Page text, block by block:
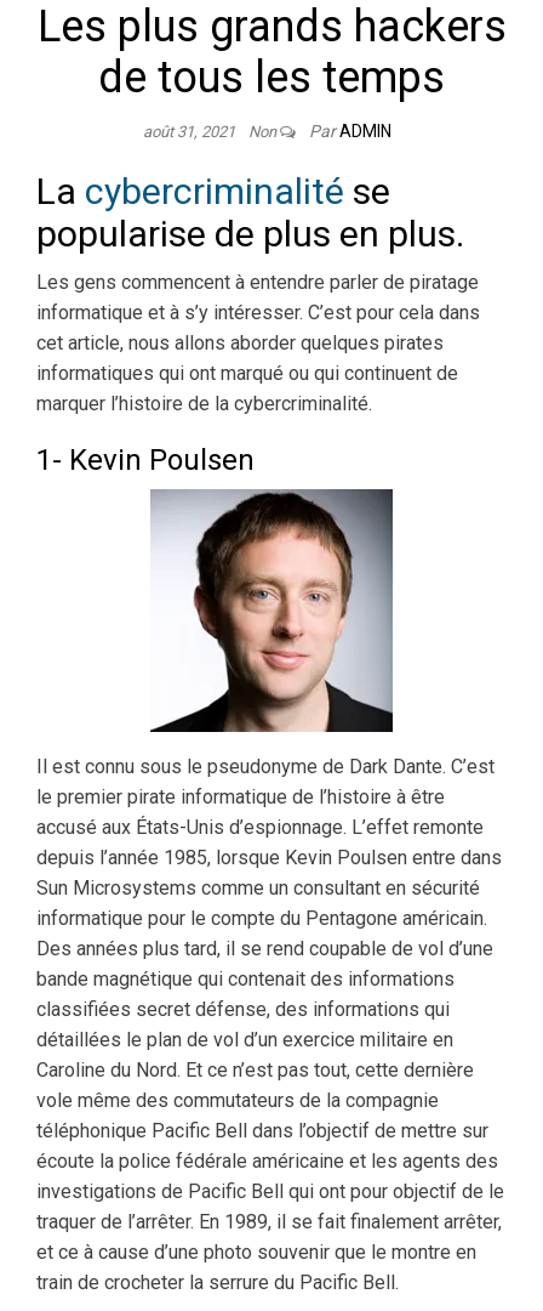
Les plus grands hackers
de tous les temps
août 31, 2021 Non ParADMIN
La cybercriminalité se
popularise de plus en plus.
Les gens commencent à entendre parler de piratage
informatique et à s’y intéresser. C’est pour cela dans
cet article, nous allons aborder quelques pirates
informatiques qui ont marqué ou qui continuent de
marquer l’histoire de la cybercriminalité.
1- Kevin Poulsen
Il est connu sous le pseudonyme de Dark Dante. C’est
le premier pirate informatique de l’histoire à être
accusé aux États-Unis d’espionnage. L’effet remonte
depuis l’année 1985, lorsque Kevin Poulsen entre dans
Sun Microsystems comme un consultant en sécurité
informatique pour le compte du Pentagone américain.
Des années plus tard, il se rend coupable de vol d’une
bande magnétique qui contenait des informations
classifiées secret défense, des informations qui
détaillées le plan de vol d’un exercice militaire en
Caroline du Nord. Et ce n’est pas tout, cette dernière
vole même des commutateurs de la compagnie
téléphonique Pacific Bell dans l’objectif de mettre sur
écoute la police fédérale américaine et les agents des
investigations de Pacific Bell qui ont pour objectif de le
traquer de l’arrêter. En 1989, il se fait finalement arrêter,
et ce à cause d’une photo souvenir que le montre en
train de crocheter la serrure du Pacific Bell.